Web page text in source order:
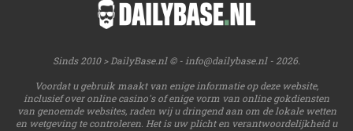
Sinds 2010 > DailyBase.nl © - info@dailybase.nl- 2026.
Voordat u gebruik maakt van enige informatie op deze website,
inclusief over online casino's of enige vorm van online gokdiensten
van genoemde websites, raden wij u dringend aan om de lokale wetten
en wetgeving te controleren. Het is uw plicht en verantwoordelijkheid u